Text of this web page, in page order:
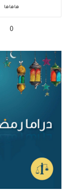
هاهاها
0